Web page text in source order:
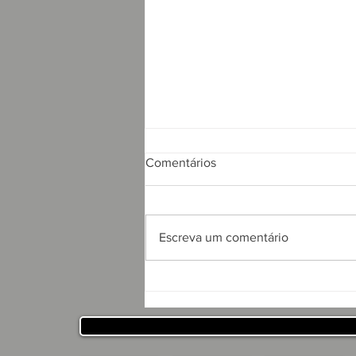
SECRETARIA DE
DESENVOLVIMENTO
Comentários
Escreva um comentário